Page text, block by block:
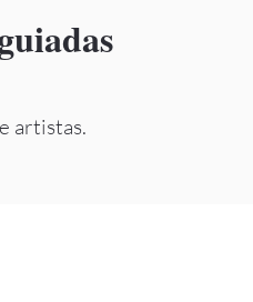
artistas.